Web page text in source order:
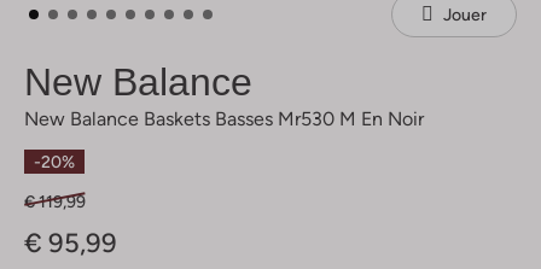
Jouer
New Balance
New Balance Baskets Basses Mr530 M En Noir
-20%
€ 119,99
€ 95,99